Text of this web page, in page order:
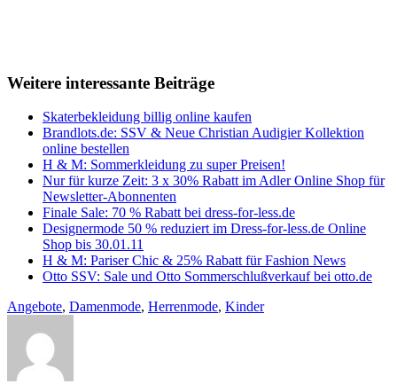
Weitere interessante Beiträge
Skaterbekleidung billig online kaufen
Brandlots.de: SSV & Neue Christian Audigier Kollektion
online bestellen
H & M: Sommerkleidung zu super Preisen!
Nur für kurze Zeit: 3 x 30% Rabatt im Adler Online Shop für
Newsletter-Abonnenten
Finale Sale: 70 % Rabatt bei dress-for-less.de
Designermode 50 % reduziert im Dress-for-less.de Online
Shop bis 30.01.11
H & M: Pariser Chic & 25% Rabatt für Fashion News
Otto SSV: Sale und Otto Sommerschlußverkauf bei otto.de
Angebote, Damenmode, Herrenmode, Kinder